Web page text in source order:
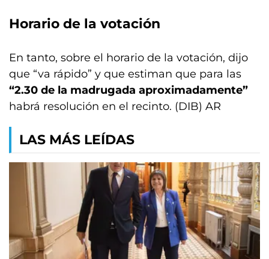
Horario de la votación
En tanto, sobre el horario de la votación, dijo
que “va rápido” y que estiman que para las
“2.30 de la madrugada aproximadamente”
habrá resolución en el recinto. (DIB) AR
LAS MÁS LEÍDAS